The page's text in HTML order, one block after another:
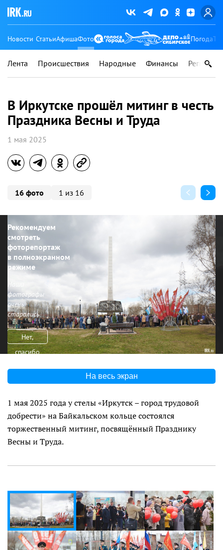
Новости СтатьиАфишаФото Погода
Лента Происшествия Народные Финансы Регионы
В Иркутске прошёл митинг в честь
Праздника Весны и Труда
1 мая 2025
16 фото 1 из 16
Рекомендуем
смотреть
фоторепортаж
в полноэкранном
режиме
Наши
фотографы
очень
старались
Нет,
спасибо
На весь экран
1 мая 2025 года у стелы «Иркутск – город трудовой
добрести» на Байкальском кольце состоялся
торжественный митинг, посвящённый Празднику
Весны и Труда.